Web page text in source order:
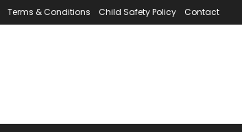
Terms & Conditions Child Safety Policy Contact